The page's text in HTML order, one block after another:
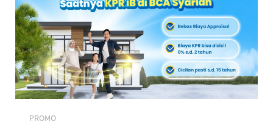
PROMO